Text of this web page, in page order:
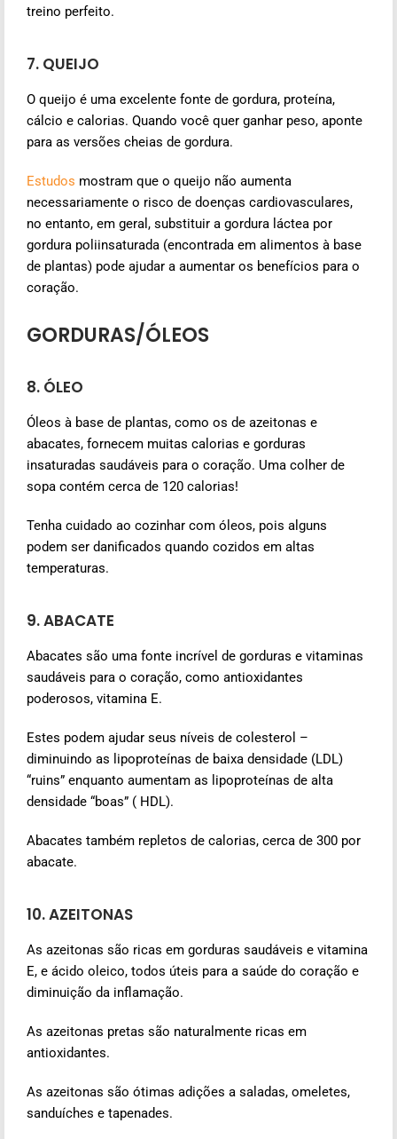
treino perfeito.
7. QUEIJO
O queijo é uma excelente fonte de gordura, proteína,
cálcio e calorias. Quando você quer ganhar peso, aponte
para as versões cheias de gordura.
Estudos mostram que o queijo não aumenta
necessariamente o risco de doenças cardiovasculares,
no entanto, em geral, substituir a gordura láctea por
gordura poliinsaturada (encontrada em alimentos à base
de plantas) pode ajudar a aumentar os benefícios para o
coração.
GORDURAS/ÓLEOS
8. ÓLEO
Óleos à base de plantas, como os de azeitonas e
abacates, fornecem muitas calorias e gorduras
insaturadas saudáveis para o coração. Uma colher de
sopa contém cerca de 120 calorias!
Tenha cuidado ao cozinhar com óleos, pois alguns
podem ser danificados quando cozidos em altas
temperaturas.
9. ABACATE
Abacates são uma fonte incrível de gorduras e vitaminas
saudáveis para o coração, como antioxidantes
poderosos, vitamina E.
Estes podem ajudar seus níveis de colesterol –
diminuindo as lipoproteínas de baixa densidade (LDL)
“ruins” enquanto aumentam as lipoproteínas de alta
densidade “boas” ( HDL).
Abacates também repletos de calorias, cerca de 300 por
abacate.
10. AZEITONAS
As azeitonas são ricas em gorduras saudáveis e vitamina
E, e ácido oleico, todos úteis para a saúde do coração e
diminuição da inflamação.
As azeitonas pretas são naturalmente ricas em
antioxidantes.
As azeitonas são ótimas adições a saladas, omeletes,
sanduíches e tapenades.